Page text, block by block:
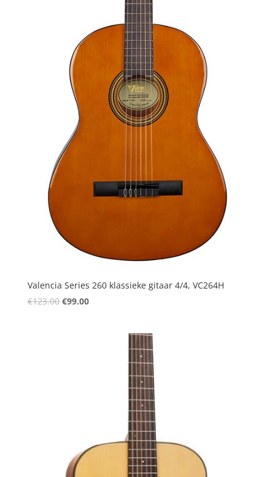
Valencia Series 260 klassieke gitaar 4/4, VC264H
€123.00 Oorspronkelijke
€99.00Huidige